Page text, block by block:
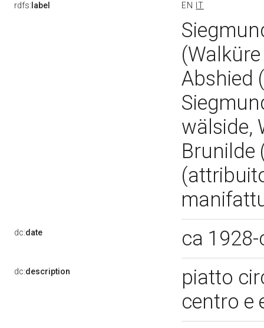
rdfs: label EN IT
Abshied
wälside,
Brunilde
dc:date ca
dc:description
piatto
centro e